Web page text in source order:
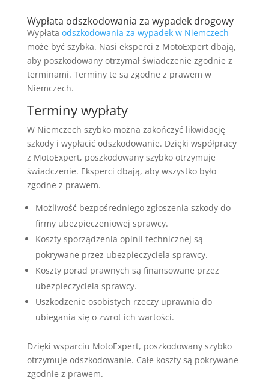
Wypłata odszkodowania za wypadek drogowy
Wypłata odszkodowania za wypadek w Niemczech
może być szybka. Nasi eksperci z MotoExpert dbają,
aby poszkodowany otrzymał świadczenie zgodnie z
terminami. Terminy te są zgodne z prawem w
Niemczech.
Terminy wypłaty
W Niemczech szybko można zakończyć likwidację
szkody i wypłacić odszkodowanie. Dzięki współpracy
z MotoExpert, poszkodowany szybko otrzymuje
świadczenie. Eksperci dbają, aby wszystko było
zgodne z prawem.
Możliwość bezpośredniego zgłoszenia szkody do
firmy ubezpieczeniowej sprawcy.
Koszty sporządzenia opinii technicznej są
pokrywane przez ubezpieczyciela sprawcy.
Koszty porad prawnych są finansowane przez
ubezpieczyciela sprawcy.
Uszkodzenie osobistych rzeczy uprawnia do
ubiegania się o zwrot ich wartości.
Dzięki wsparciu MotoExpert, poszkodowany szybko
otrzymuje odszkodowanie. Całe koszty są pokrywane
zgodnie z prawem.